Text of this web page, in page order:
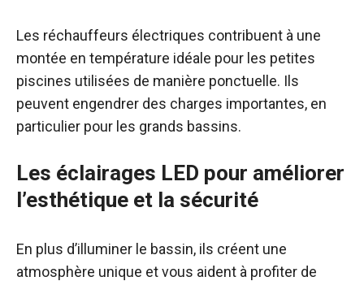
Les réchauffeurs électriques contribuent à une
montée en température idéale pour les petites
piscines utilisées de manière ponctuelle. Ils
peuvent engendrer des charges importantes, en
particulier pour les grands bassins.
Les éclairages LED pour améliorer
l’esthétique et la sécurité
En plus d’illuminer le bassin, ils créent une
atmosphère unique et vous aident à profiter de